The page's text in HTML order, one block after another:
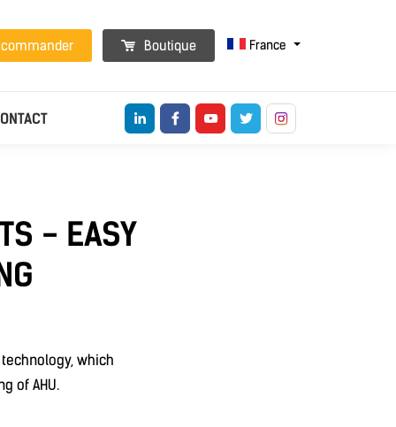
Boutique France
- EASY
which
of AHU.